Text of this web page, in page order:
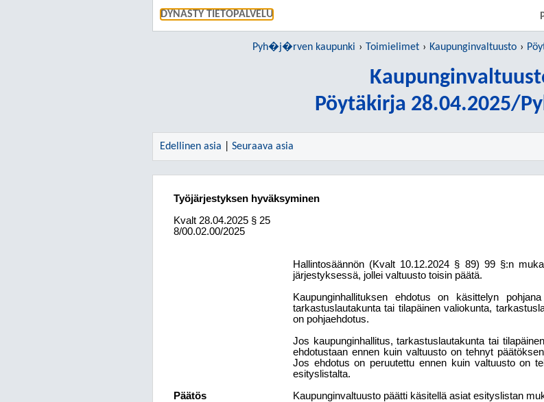
DYNASTY TIETOPALVELU
Pyh�j�rven kaupunki Toimielimet Kaupunginvaltuusto
Pöytäkirja 28.04.2025/
Edellinen asia Seuraava asia
Työjärjestyksen hyväksyminen
Kvalt 28.04.2025 § 25
8/00.02.00/2025
Hallintosäännön (Kvalt 10.12.2024 § 89) 99 §:n
järjestyksessä, jollei valtuusto toisin päätä.
Kaupunginhallituksen ehdotus on käsittelyn
tarkastuslautakunta tai tilapäinen valiokunta,
on pohjaehdotus.
Jos kaupunginhallitus, tarkastuslautakunta tai
ehdotustaan ennen kuin valtuusto on tehnyt
Jos ehdotus on peruutettu ennen kuin valtuusto on
esityslistalta.
Päätös
Kaupunginvaltuusto päätti käsitellä asiat esityslistan